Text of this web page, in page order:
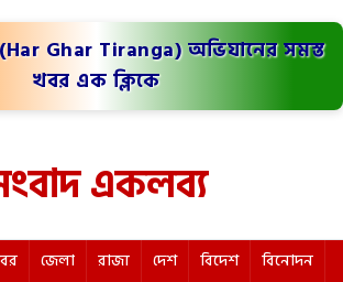
Ghar Tiranga) অভিযানের সমস্ত
খবর এক ক্লিকে
একলব্য
জেলা রাজ্য দেশ বিদেশ
বিনোদন